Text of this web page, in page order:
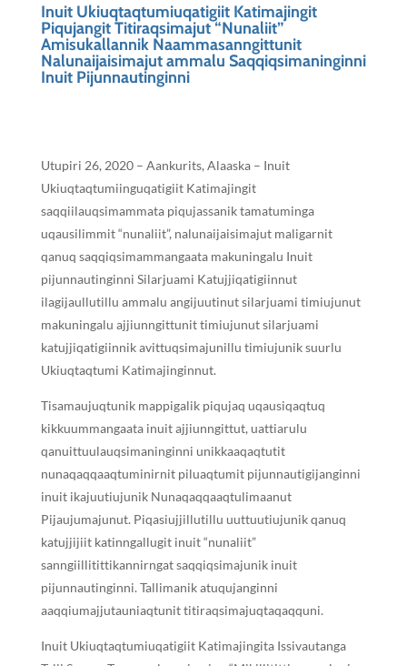
Inuit Ukiuqtaqtumiuqatigiit Katimajingit
Piqujangit Titiraqsimajut “Nunaliit”
Amisukallannik Naammasanngittunit
Nalunaijaisimajut ammalu Saqqiqsimaninginni
Inuit Pijunnautinginni
Utupiri 26, 2020 – Aankurits, Alaaska – Inuit
Ukiuqtaqtumiinguqatigiit Katimajingit
saqqiilauqsimammata piqujassanik tamatuminga
uqausilimmit “nunaliit”, nalunaijaisimajut maligarnit
qanuq saqqiqsimammangaata makuningalu Inuit
pijunnautinginni Silarjuami Katujjiqatigiinnut
ilagijaullutillu ammalu angijuutinut silarjuami timiujunut
makuningalu ajjiunngittunit timiujunut silarjuami
katujjiqatigiinnik avittuqsimajunillu timiujunik suurlu
Ukiuqtaqtumi Katimajinginnut.
Tisamaujuqtunik mappigalik piqujaq uqausiqaqtuq
kikkuummangaata inuit ajjiunngittut, uattiarulu
qanuittuulauqsimaninginni unikkaaqaqtutit
nunaqaqqaaqtuminirnit piluaqtumit pijunnautigijanginni
inuit ikajuutiujunik Nunaqaqqaaqtulimaanut
Pijaujumajunut. Piqasiujjillutillu uuttuutiujunik qanuq
katujjijiit katinngallugit inuit “nunaliit”
sanngiillitittikannirngat saqqiqsimajunik inuit
pijunnautinginni. Tallimanik atuqujanginni
aaqqiumajjutauniaqtunit titiraqsimajuqtaqaqquni.
Inuit Ukiuqtaqtumiuqatigiit Katimajingita Issivautanga